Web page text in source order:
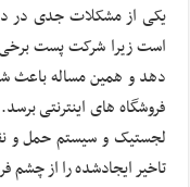
یکی از مشکلات جدی در
است زیرا شرکت پست برخی
دهد و همین مساله باعث
فروشگاه های اینترنتی
لجستیک و سیستم حمل و
تاخیر ایجادشده را از چشم